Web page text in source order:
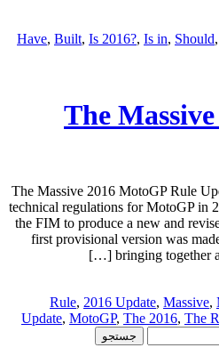
, Built, Is 2016?, Is in, Should,
The
The Massive 2016 MotoGP Rule
technical regulations for MotoGP in
the FIM to produce a new and
first provisional version was
bringing together
, 2016 Update, Massive,
Update, MotoGP, The 2016, The